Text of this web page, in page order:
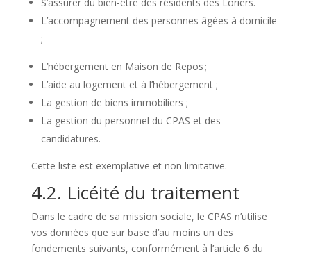
L’accompagnement des personnes âgées à domicile
;
L’hébergement en Maison de Repos ;
L’aide au logement et à l’hébergement ;
La gestion de biens immobiliers ;
La gestion du personnel du CPAS et des
candidatures.
Cette liste est exemplative et non limitative.
4.2. Licéité du traitement
Dans le cadre de sa mission sociale, le CPAS n’utilise
vos données que sur base d’au moins un des
fondements suivants, conformément à l’article 6 du